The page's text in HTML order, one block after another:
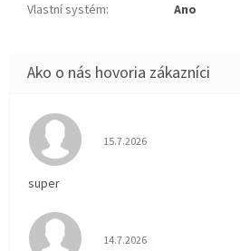
Vlastní systém: Ano
Hodnotenie obchodu je 5
15.7.2026
super
Hodnotenie obchodu je 5
14.7.2026